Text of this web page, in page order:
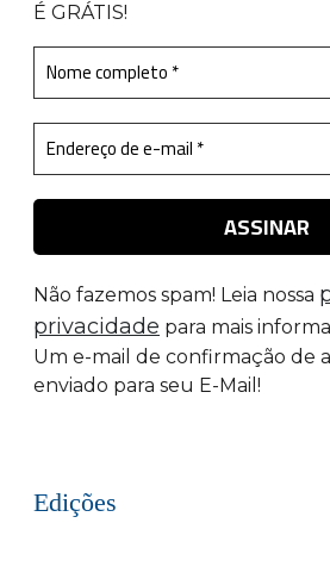
É GRÁTIS!
Não fazemos spam! Leia nossa
privacidade para mais
Um e-mail de confirmação de
enviado para seu E-Mail!
Edições